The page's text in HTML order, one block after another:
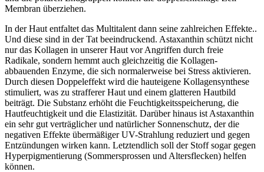
Membran überziehen.
In der Haut entfaltet das Multitalent dann seine zahlreichen Effekte..
Und diese sind in der Tat beeindruckend. Astaxanthin schützt nicht
nur das Kollagen in unserer Haut vor Angriffen durch freie
Radikale, sondern hemmt auch gleichzeitig die Kollagen-
abbauenden Enzyme, die sich normalerweise bei Stress aktivieren.
Durch diesen Doppeleffekt wird die hauteigene Kollagensynthese
stimuliert, was zu strafferer Haut und einem glatteren Hautbild
beiträgt. Die Substanz erhöht die Feuchtigkeitsspeicherung, die
Hautfeuchtigkeit und die Elastizität. Darüber hinaus ist Astaxanthin
ein sehr gut verträglicher und natürlicher Sonnenschutz, der die
negativen Effekte übermäßiger UV-Strahlung reduziert und gegen
Entzündungen wirken kann. Letztendlich soll der Stoff sogar gegen
Hyperpigmentierung (Sommersprossen und Altersflecken) helfen
können.